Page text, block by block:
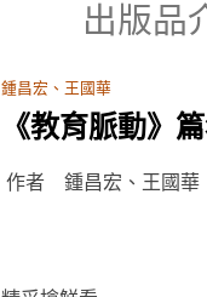
出版品
鍾昌宏、王國華
《教育脈動》
作者 鍾昌宏、王國華